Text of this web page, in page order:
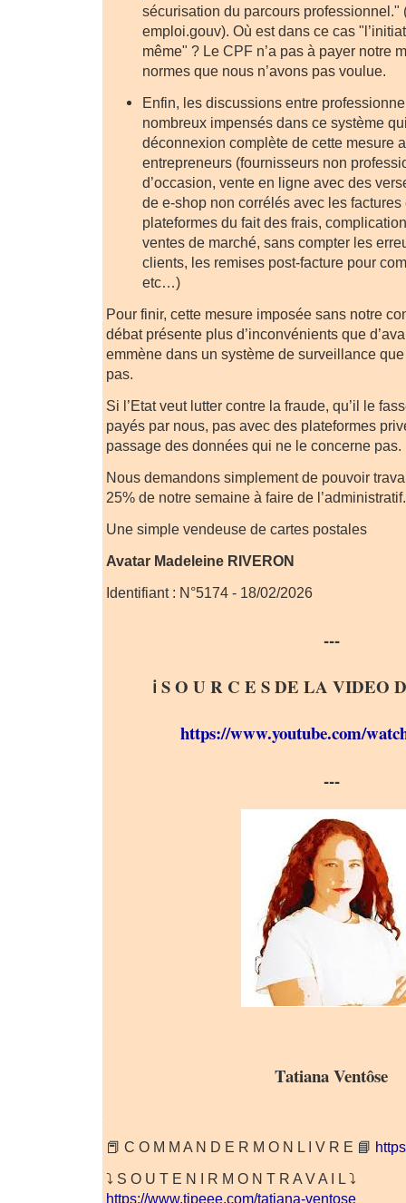
sécurisation du parcours professionnel."
emploi.gouv). Où est dans ce cas
même" ? Le CPF n’a pas à payer notre
normes que nous n’avons pas voulue.
Enfin, les discussions entre
nombreux impensés dans ce système
déconnexion complète de cette mesure
entrepreneurs (fournisseurs non
d’occasion, vente en ligne avec des
de e-shop non corrélés avec les
plateformes du fait des frais,
ventes de marché, sans compter les
clients, les remises post-facture pour
etc…)
Pour finir, cette mesure imposée sans notre
débat présente plus d’inconvénients que
emmène dans un système de surveillance
pas.
Si l’Etat veut lutter contre la fraude, qu’il le
payés par nous, pas avec des plateformes
passage des données qui ne le concerne pas.
Nous demandons simplement de pouvoir
25% de notre semaine à faire de l’administratif.
Une simple vendeuse de cartes postales
Avatar Madeleine RIVERON
Identifiant : N°5174 - 18/02/2026
---
ℹ️ S O U R C E S DE LA VIDEO
https://www.youtube.com/
---
Tatiana Ventôse
📕 C O M M A N D E R M O N L I V R E 📘
⤵️ S O U T E N I R M O N T R A V A I L ⤵️
https://www.tipeee.com/tatiana-ventose